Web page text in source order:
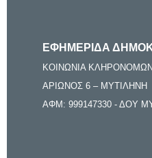
ΕΦΗΜΕΡΙΔΑ
ΚΟΙΝΩΝΙΑ
ΑΡΙΩΝΟΣ 6 – ΜΥΤΙΛΗΝΗ
ΑΦΜ: 999147330 - ΔΟΥ